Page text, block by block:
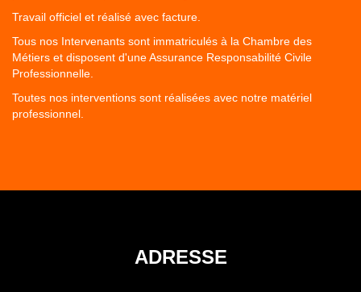
Travail officiel et réalisé avec facture.
Tous nos Intervenants sont immatriculés à la Chambre des
Métiers et disposent d'une Assurance Responsabilité Civile
Professionnelle.
Toutes nos interventions sont réalisées avec notre matériel
professionnel.
ADRESSE